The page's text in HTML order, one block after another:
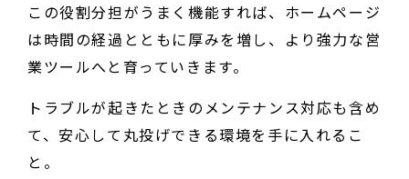
この役割分担がうまく機能すれば、ホームページ
は時間の経過とともに厚みを増し、より強力な営
業ツールへと育っていきます。
トラブルが起きたときのメンテナンス対応も含め
て、安心して丸投げできる環境を手に入れるこ
と。